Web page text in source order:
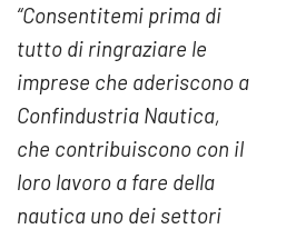
“Consentitemi prima di
tutto di ringraziare le
imprese che aderiscono a
Confindustria Nautica,
che contribuiscono con il
loro lavoro a fare della
nautica uno dei settori